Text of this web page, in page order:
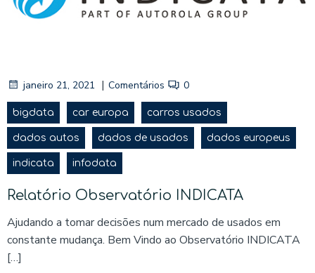
janeiro 21, 2021 | Comentários 0
bigdata car europa carros usados
dados autos dados de usados dados europeus
indicata infodata
Relatório Observatório INDICATA
Ajudando a tomar decisões num mercado de usados em
constante mudança. Bem Vindo ao Observatório INDICATA
[…]